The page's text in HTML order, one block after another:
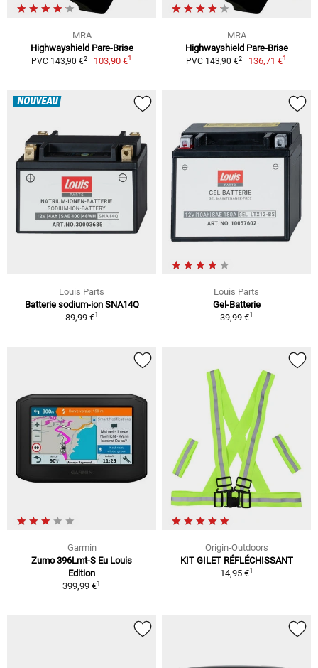
MRA
Highwayshield Pare-Brise
PVC 143,90 €2 103,90 €1
MRA
Highwayshield Pare-Brise
PVC 143,90 €2 136,71 €1
NOUVEAU
Louis Parts
Batterie sodium-ion SNA14Q
89,99 €1
Louis Parts
Gel-Batterie
39,99 €1
Garmin
Zumo 396Lmt-S Eu Louis
Edition
399,99 €1
Origin-Outdoors
KIT GILET RÉFLÉCHISSANT
14,95 €1